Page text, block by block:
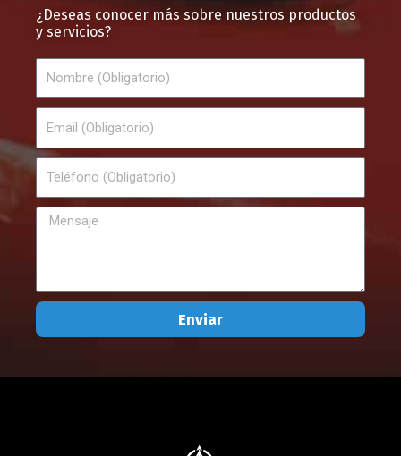
¿Deseas conocer más sobre nuestros productos
y servicios?
Teléfono
Mensaje
Enviar